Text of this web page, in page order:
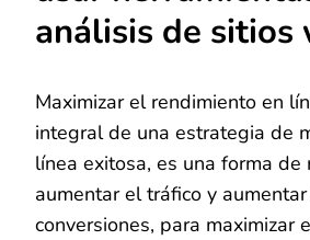
análisis de sitios
Maximizar el rendimiento en
integral de una estrategia de
línea exitosa, es una forma de
aumentar el tráfico y
conversiones, para maximizar